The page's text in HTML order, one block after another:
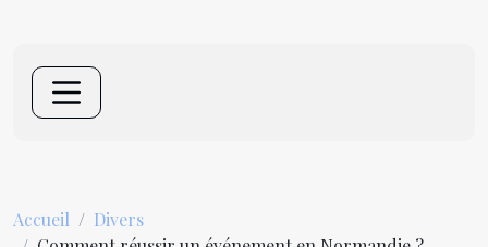
Accueil
Divers